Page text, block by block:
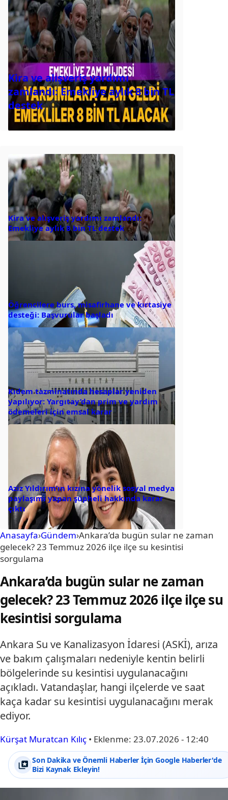
Kira ve alışveriş yardımı
zamlandı: Emekliye aylık 8 bin TL
destek
Kira ve alışveriş yardımı zamlandı:
Emekliye aylık 8 bin TL destek
Öğrencilere burs, misafirhane ve kırtasiye
desteği: Başvurular başladı
Kıdem tazminatında hesaplar yeniden
yapılıyor: Yargıtay’dan prim ve yardım
ödemeleri için emsal karar
Aziz Yıldırım’ın kızına yönelik sosyal medya
paylaşımı yapan şüpheli hakkında karar
çıktı
Anasayfa›Gündem›Ankara’da bugün sular ne zaman
gelecek? 23 Temmuz 2026 ilçe ilçe su kesintisi
sorgulama
Ankara’da bugün sular ne zaman
gelecek? 23 Temmuz 2026 ilçe ilçe su
kesintisi sorgulama
Ankara Su ve Kanalizasyon İdaresi (ASKİ), arıza
ve bakım çalışmaları nedeniyle kentin belirli
bölgelerinde su kesintisi uygulanacağını
açıkladı. Vatandaşlar, hangi ilçelerde ve saat
kaça kadar su kesintisi uygulanacağını merak
ediyor.
Kürşat Muratcan Kılıç • Eklenme: 23.07.2026 - 12:40
Son Dakika ve Önemli Haberler İçin Google Haberler'de
Bizi Kaynak Ekleyin!